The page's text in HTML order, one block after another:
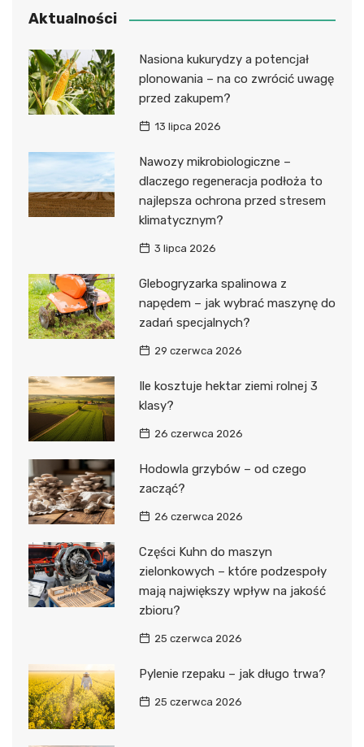
Aktualności
Nasiona kukurydzy a potencjał
plonowania – na co zwrócić uwagę
przed zakupem?
13 lipca 2026
Nawozy mikrobiologiczne –
dlaczego regeneracja podłoża to
najlepsza ochrona przed stresem
klimatycznym?
3 lipca 2026
Glebogryzarka spalinowa z
napędem – jak wybrać maszynę do
zadań specjalnych?
29 czerwca 2026
Ile kosztuje hektar ziemi rolnej 3
klasy?
26 czerwca 2026
Hodowla grzybów – od czego
zacząć?
26 czerwca 2026
Części Kuhn do maszyn
zielonkowych – które podzespoły
mają największy wpływ na jakość
zbioru?
25 czerwca 2026
Pylenie rzepaku – jak długo trwa?
25 czerwca 2026